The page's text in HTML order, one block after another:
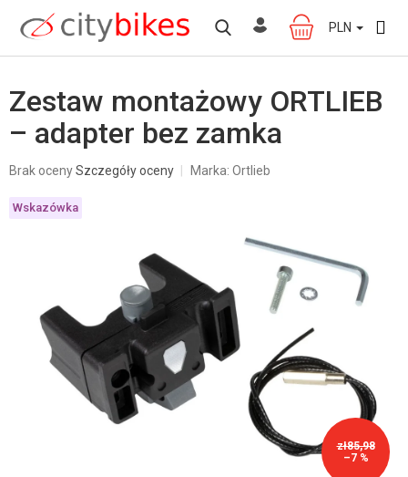
treści
KOSZYK
PLN
Zestaw montażowy ORTLIEB
– adapter bez zamka
Średnia
produktu
wynosi
Brak ocenySzczegóły oceny Marka: Ortlieb
zł85,98
–7 %
Wskazówka